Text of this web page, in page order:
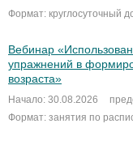
Формат: круглосуточный
Вебинар
упражнений в
возраста»
Начало: 30.08.2026
Формат: занятия по